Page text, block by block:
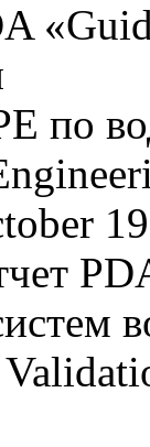
по